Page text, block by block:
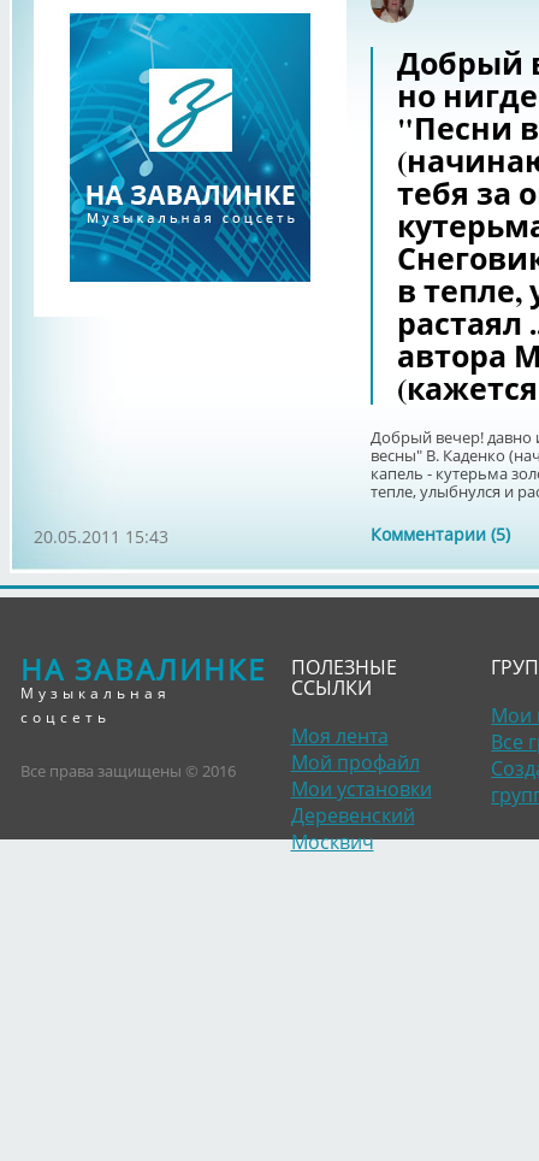
Добрый
но
"Песни
тебя за
в тепле,
растаял
автора
Добрый вечер! давно
весны" В. Каденко
капель - кутерьма
тепле, улыбнулся и
Комментарии (5)
20.05.2011 15:43
НА ЗАВАЛИНКЕ
Музыкальная
соцсеть
Все права защищены © 2016
ПОЛЕЗНЫЕ
ССЫЛКИ
Моя лента
Мой профайл
Мои установки
Деревенский
Москвич
Мои
Все